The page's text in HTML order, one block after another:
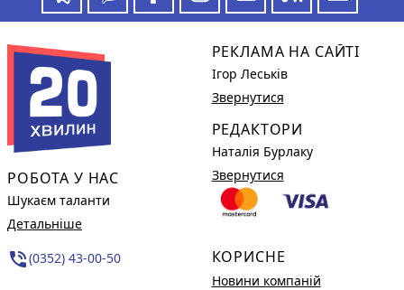
РОБОТА У НАС
Шукаєм таланти
Детальніше
phone_in_talk(0352) 43-00-50
РЕКЛАМА НА САЙТІ
Ігор Леськів
Звернутися
РЕДАКТОРИ
Наталія Бурлаку
Звернутися
КОРИСНЕ
Новини компаній